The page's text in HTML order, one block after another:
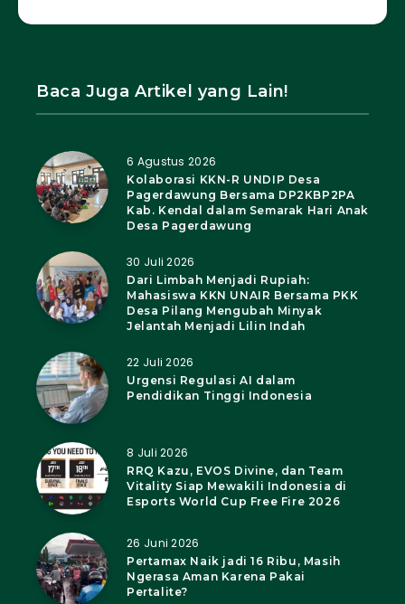
Baca Juga Artikel yang Lain!
6 Agustus 2026
Kolaborasi KKN-R UNDIP Desa
Pagerdawung Bersama DP2KBP2PA
Kab. Kendal dalam Semarak Hari Anak
Desa Pagerdawung
30 Juli 2026
Dari Limbah Menjadi Rupiah:
Mahasiswa KKN UNAIR Bersama PKK
Desa Pilang Mengubah Minyak
Jelantah Menjadi Lilin Indah
22 Juli 2026
Urgensi Regulasi AI dalam
Pendidikan Tinggi Indonesia
8 Juli 2026
RRQ Kazu, EVOS Divine, dan Team
Vitality Siap Mewakili Indonesia di
Esports World Cup Free Fire 2026
26 Juni 2026
Pertamax Naik jadi 16 Ribu, Masih
Ngerasa Aman Karena Pakai
Pertalite?